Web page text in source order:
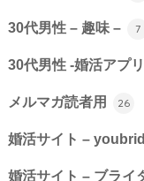
30代男性 – 趣味 – 7
30代男性 -婚活アプ
メルマガ読者用 26
婚活サイト –
婚活サイト – ブライ